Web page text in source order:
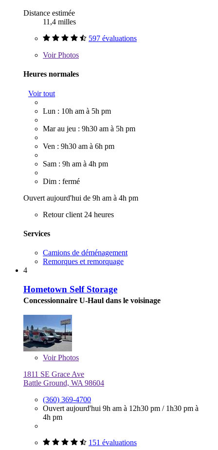
Distance estimée
11,4 milles
597 évaluations
VoirPhotos
Heures normales
Voir tout
Lun : 10h am à 5h pm
Mar au jeu : 9h30 am à 5h pm
Ven : 9h30 am à 6h pm
Sam : 9h am à 4h pm
Dim : fermé
Ouvert aujourd'hui de 9h am à 4h pm
Retour client 24 heures
Services
Camions de déménagement
Remorques et remorquage
4
Hometown Self Storage
Concessionnaire U-Haul dans le voisinage
VoirPhotos
1811 SE Grace Ave
Battle Ground, WA 98604
(360) 369-4700
Ouvert aujourd'hui 9h am à 12h30 pm / 1h30 pm à
4h pm
151 évaluations